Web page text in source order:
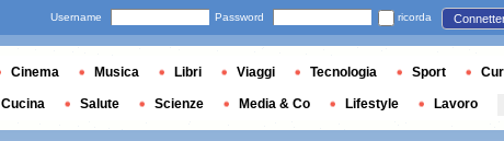
Username Password ricorda
Cinema Musica Libri Viaggi Tecnologia Sport
Cucina Salute Scienze Media & Co Lifestyle Lavoro